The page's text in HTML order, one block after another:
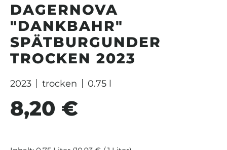
DAGERNOVA
"DANKBAHR"
SPÄTBURGUNDER
TROCKEN 2023
2023 trocken 0.75 l
Regulärer Preis:
8,20 €